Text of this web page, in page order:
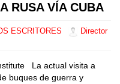
RUSA VÍA CUBA
ESCRITORES
Director
La actual visita a
buques de guerra y